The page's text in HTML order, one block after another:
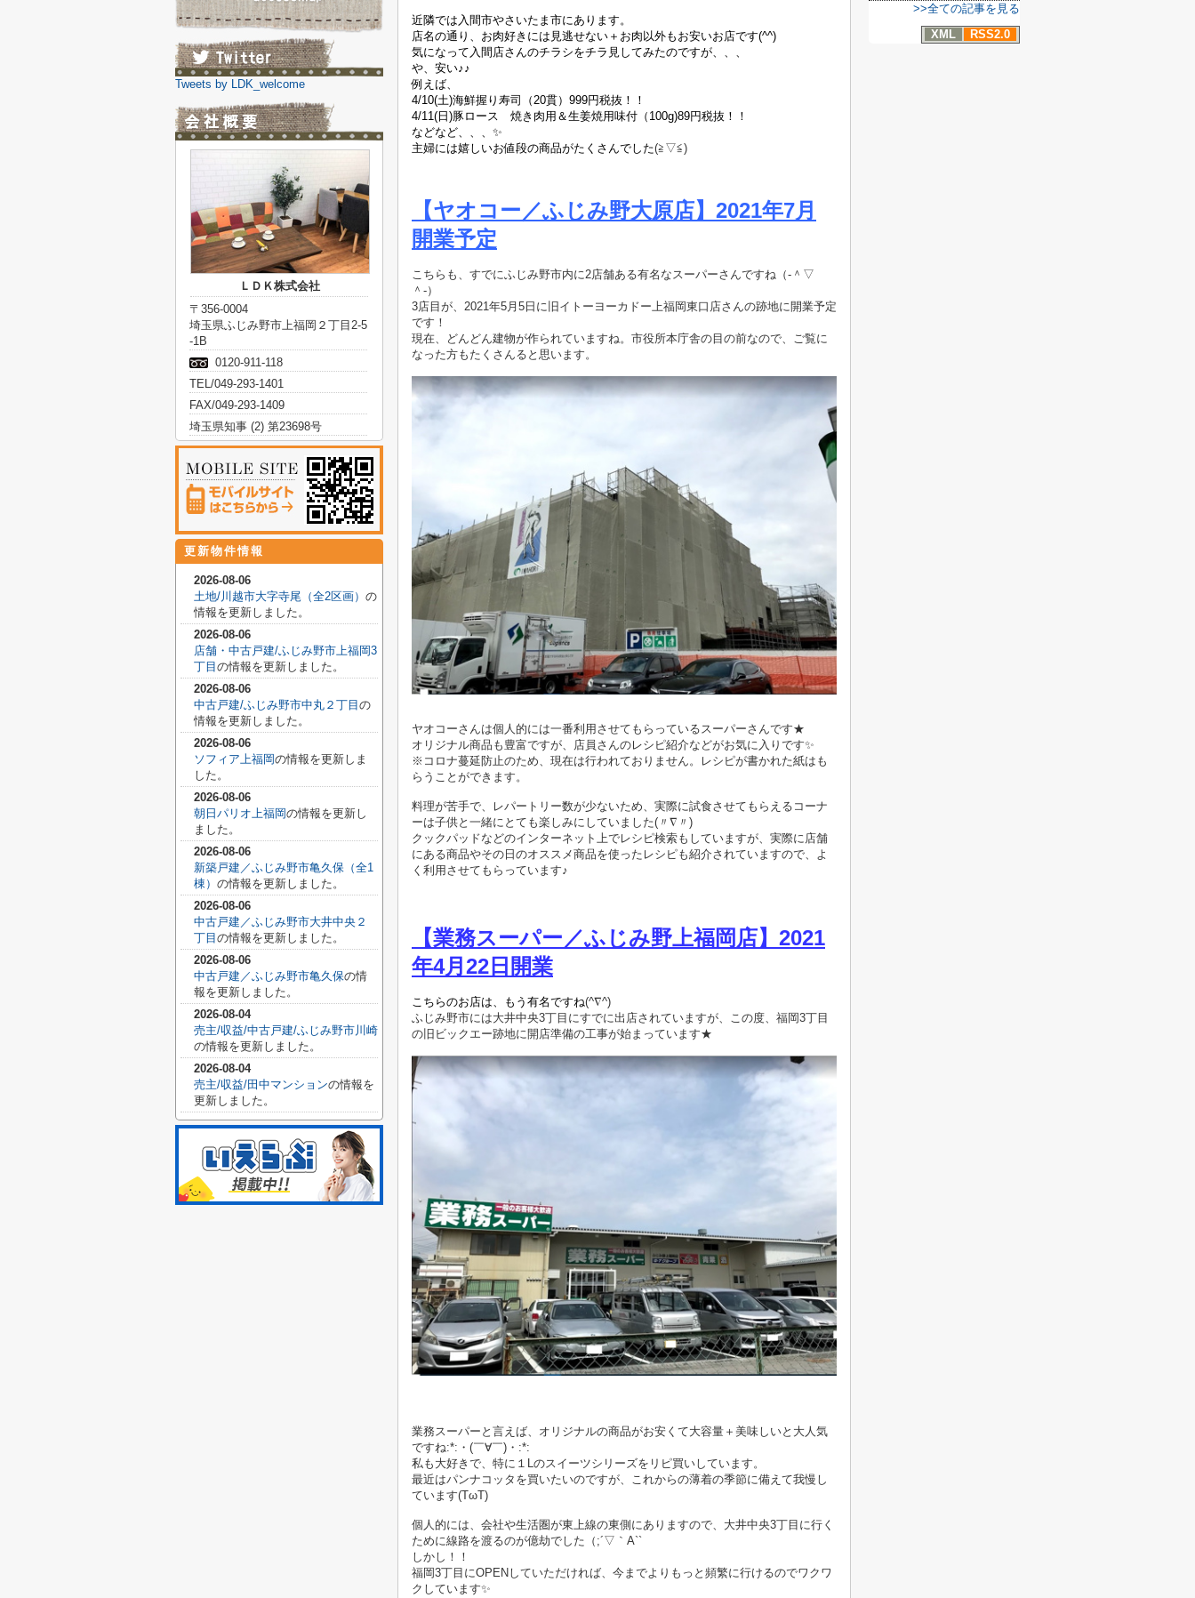
近隣では入間市やさいたま市にあります。
店名の通り、お肉好きには見逃せない＋お肉以外もお安いお店です(^^)
気になって入間店さんのチラシをチラ見してみたのですが、、、
や、安い♪♪
例えば、
4/10(土)海鮮握り寿司（20貫）999円税抜！！
4/11(日)豚ロース 焼き肉用＆生姜焼用味付（100g)89円税抜！！
などなど、、、✨
主婦には嬉しいお値段の商品がたくさんでした(≧▽≦)
【ヤオコー／ふじみ野大原店】 2021年7月
開業予定
こちらも、すでにふじみ野市内に2店舗ある有名なスーパーさんですね（‐＾▽
＾‐）
3店目が、2021年5月5日に旧イトーヨーカドー上福岡東口店さんの跡地に開業予定
です！
現在、どんどん建物が作られていますね。市役所本庁舎の目の前なので、ご覧に
なった方もたくさんると思います。
ヤオコーさんは個人的には一番利用させてもらっているスーパーさんです★
オリジナル商品も豊富ですが、店員さんのレシピ紹介などがお気に入りです✨
※コロナ蔓延防止のため、現在は行われておりません。レシピが書かれた紙はも
らうことができます。
料理が苦手で、レパートリー数が少ないため、実際に試食させてもらえるコーナ
ーは子供と一緒にとても楽しみにしていました(〃∇〃)
クックパッドなどのインターネット上でレシピ検索もしていますが、実際に店舗
にある商品やその日のオススメ商品を使ったレシピも紹介されていますので、よ
く利用させてもらっています♪
【業務スーパー／ふじみ野上福岡店】 2021
年4月22日開業
こちらのお店は、もう有名ですね(^∇^)
ふじみ野市には大井中央3丁目にすでに出店されていますが、この度、福岡3丁目
の旧ビックエー跡地に開店準備の工事が始まっています★
業務スーパーと言えば、オリジナルの商品がお安くて大容量＋美味しいと大人気
ですね:*:・(￣∀￣)・:*:
私も大好きで、特に１Lのスイーツシリーズをリピ買いしています。
最近はパンナコッタを買いたいのですが、これからの薄着の季節に備えて我慢し
ています(TωT)
個人的には、会社や生活圏が東上線の東側にありますので、大井中央3丁目に行く
ために線路を渡るのが億劫でした（;´▽｀A``
しかし！！
福岡3丁目にOPENしていただければ、今までよりもっと頻繁に行けるのでワクワ
クしています✨
>>全ての記事を見る
XML
RSS2.0
Tweets by LDK_welcome
ＬＤＫ株式会社
〒356-0004
埼玉県ふじみ野市上福岡２丁目2-5
-1B
0120-911-118
TEL/049-293-1401
FAX/049-293-1409
埼玉県知事 (2) 第23698号
更新物件情報
2026-08-06
土地/川越市大字寺尾（全2区画） の
情報を更新しました。
2026-08-06
店舗・中古戸建/ふじみ野市上福岡3
丁目 の情報を更新しました。
2026-08-06
中古戸建/ふじみ野市中丸２丁目 の
情報を更新しました。
2026-08-06
ソフィア上福岡の情報を更新しま
した。
2026-08-06
朝日パリオ上福岡の情報を更新し
ました。
2026-08-06
新築戸建／ふじみ野市亀久保（全1
棟） の情報を更新しました。
2026-08-06
中古戸建／ふじみ野市大井中央２
丁目 の情報を更新しました。
2026-08-06
中古戸建／ふじみ野市亀久保の情
報を更新しました。
2026-08-04
売主/収益/中古戸建/ふじみ野市川崎
の情報を更新しました。
2026-08-04
売主/収益/田中マンションの情報を
更新しました。